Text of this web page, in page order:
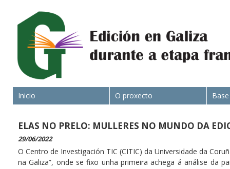
Inicio O proxecto
ELAS NO PRELO: MULLERES NO MUNDO DA
29/06/2022
O Centro de Investigación TIC (CITIC) da Universidade da
na Galiza”, onde se fixo unha primeira achega á análise da